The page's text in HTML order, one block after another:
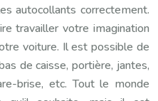
autocollants correctement.
travailler votre imagination
voiture. Il est possible de
de caisse, portière, jantes,
brise, etc. Tout le monde